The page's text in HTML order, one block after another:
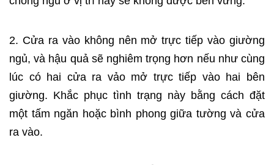
2. Cửa ra vào không nên mở trực tiếp vào giường
ngủ, và hậu quả sẽ nghiêm trọng hơn nếu như cùng
lúc có hai cửa ra vảo mở trực tiếp vào hai bên
giường. Khắc phục tình trạng này bằng cách đặt
một tấm ngăn hoặc bình phong giữa tường và cửa
ra vào.